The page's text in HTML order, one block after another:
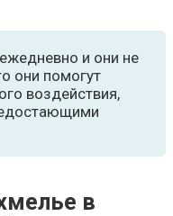
и они не
они помогут
воздействия,
в